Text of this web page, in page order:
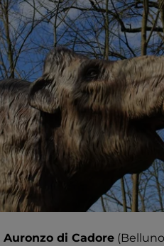
Auronzo di Cadore